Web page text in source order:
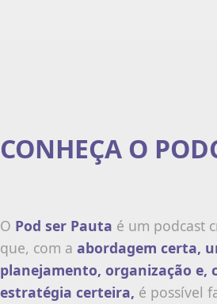
CONHEÇA O
O Pod ser Pauta é um podcast
que, com a abordagem certa,
planejamento, organização e,
estratégia certeira, é possível